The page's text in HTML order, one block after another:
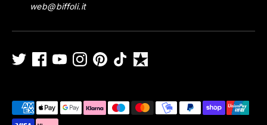
web@biffoli.it
Metodi
di